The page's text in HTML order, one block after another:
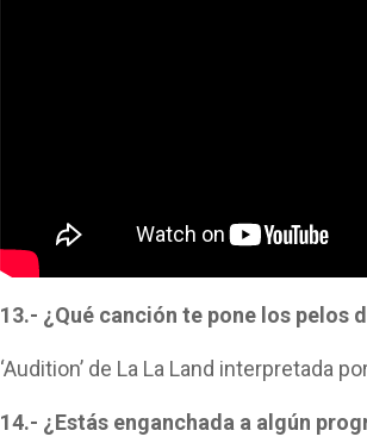
13.- ¿Qué canción te pone los pelos
‘Audition’ de La La Land interpretada
14.- ¿Estás enganchada a algún